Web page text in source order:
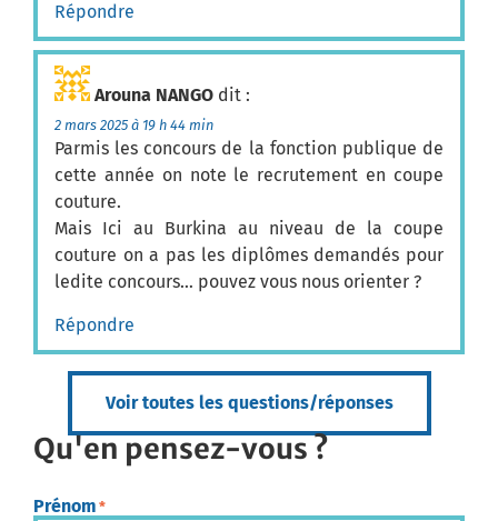
Répondre
Arouna NANGO dit :
2 mars 2025 à 19 h 44 min
Parmis les concours de la fonction publique de
cette année on note le recrutement en coupe
couture.
Mais Ici au Burkina au niveau de la coupe
couture on a pas les diplômes demandés pour
ledite concours… pouvez vous nous orienter ?
Répondre
Voir toutes les questions/réponses
Qu'en pensez-vous ?
Prénom *